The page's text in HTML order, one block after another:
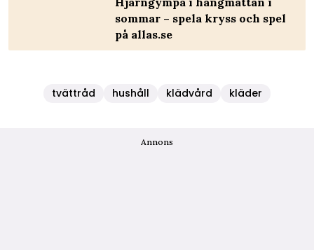
sommar – spela kryss och spel
på allas.se
tvättråd hushåll klädvård kläder
Annons